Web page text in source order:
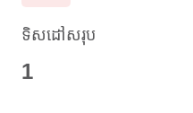
ទិសដៅសរុប
1